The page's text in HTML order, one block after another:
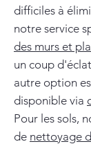
difficiles à
notre service
des murs et
un coup
autre option
disponible via
Pour les sols,
de nettoyage